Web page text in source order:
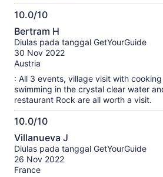
10.0/10
10.0
dari
10
Bertram H
Diulas pada tanggal GetYourGuide
30 Nov 2022
Austria
: All 3 events, village visit with
swimming in the crystal clear water
restaurant Rock are all worth a visit.
10.0/10
10.0
dari
10
Villanueva J
Diulas pada tanggal GetYourGuide
26 Nov 2022
France